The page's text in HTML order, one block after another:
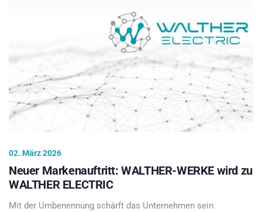
02. März 2026
Neuer Markenauftritt: WALTHER-WERKE wird zu
WALTHER ELECTRIC
Mit der Umbenennung schärft das Unternehmen sein